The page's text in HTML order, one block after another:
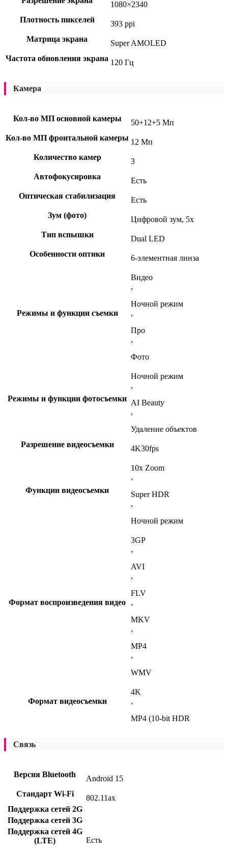
1080×2340
Плотность пикселей
393 ppi
Матрица экрана
Super AMOLED
Частота обновления экрана 120 Гц
Камера
Кол-во МП основной камеры
50+12+5 Мп
Кол-во МП фронтальной камеры 12 Мп
Количество камер
3
Автофокусировка
Есть
Оптическая стабилизация
Есть
Зум (фото)
Цифровой зум, 5x
Тип вспышки
Dual LED
Особенности оптики
6-элементная линза
Режимы и функции съемки
Видео
,
Ночной режим
,
Про
,
Фото
Режимы и функции фотосъемки
Ночной режим
,
AI Beauty
,
Удаление объектов
Разрешение видеосъемки
4K30fps
Функции видеосъемки
10x Zoom
,
Super HDR
,
Ночной режим
Формат воспроизведения видео
3GP
,
AVI
,
FLV
,
MKV
,
MP4
,
WMV
Формат видеосъемки
4K
,
MP4 (10-bit HDR
Связь
Версия Bluetooth
Android 15
Стандарт Wi-Fi
802.11ax
Поддержка сетей 2G
Поддержка сетей 3G
Поддержка сетей 4G
(LTE)
Есть